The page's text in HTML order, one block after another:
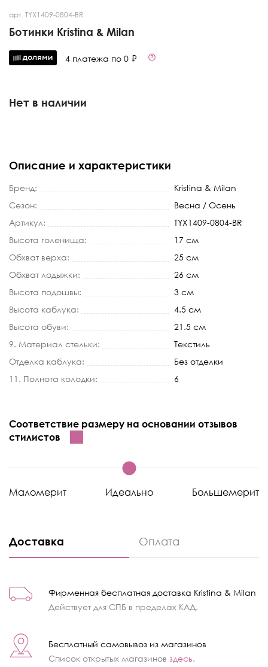
арт. TYX1409-0804-BR
Ботинки Kristina & Milan
4 платежа по 0 ₽
Нет в наличии
Описание и характеристики
Бренд:
Kristina & Milan
Сезон:
Весна / Осень
Артикул:
TYX1409-0804-BR
Высота голенища:
17 см
Обхват верха:
25 см
Обхват лодыжки:
26 см
Высота подошвы:
3 см
Высота каблука:
4.5 см
Высота обуви:
21.5 см
9. Материал стельки:
Текстиль
Отделка каблука:
Без отделки
11. Полнота колодки:
6
Соответствие размеру на основании отзывов
стилистов
Маломерит Идеально Большемерит
Доставка Оплата
Фирменная бесплатная доставка Kristina & Milan
Действует для СПБ в пределах КАД.
Бесплатный самовывоз из магазинов
Список открытых магазинов здесь.